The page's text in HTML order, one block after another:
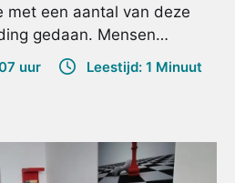
met een aantal van deze
gedaan. Mensen…
uur
Leestijd: 1 Minuut